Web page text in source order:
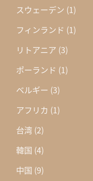
スウェーデン (1)
フィンランド (1)
リトアニア (3)
ポーランド (1)
ベルギー (3)
アフリカ (1)
台湾 (2)
韓国 (4)
中国 (9)